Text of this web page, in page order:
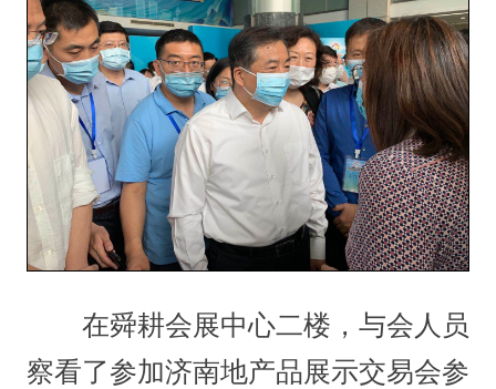
在舜耕会展中心二楼，与会人员
察看了参加济南地产品展示交易会参